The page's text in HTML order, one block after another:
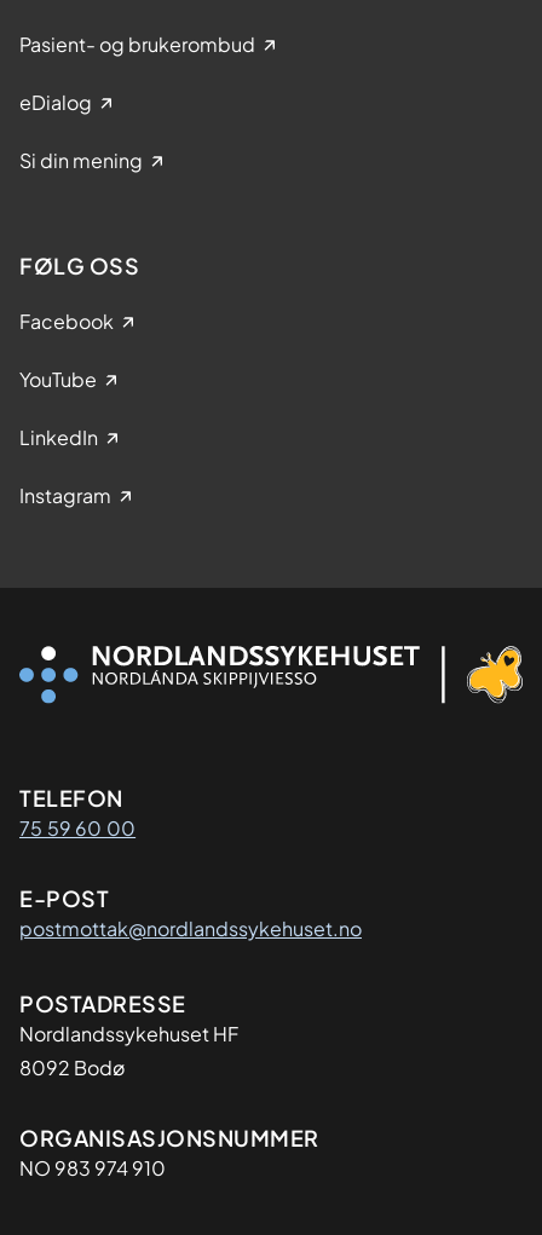
Pasient- og brukerombud
eDialog
Si din mening
FØLG OSS
Facebook
YouTube
LinkedIn
Instagram
Kontaktinformasjon
TELEFON
75 59 60 00
E-POST
postmottak@nordlandssykehuset.no
Adresse
POSTADRESSE
Nordlandssykehuset HF
8092 Bodø
Organisasjon
ORGANISASJONSNUMMER
NO 983 974 910